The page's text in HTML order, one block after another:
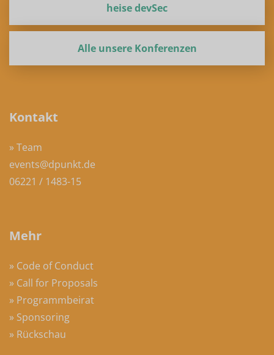
heise devSec
Alle unsere Konferenzen
Kontakt
» Team
events@dpunkt.de
06221 / 1483-15
Mehr
» Code of Conduct
» Call for Proposals
» Programmbeirat
» Sponsoring
» Rückschau